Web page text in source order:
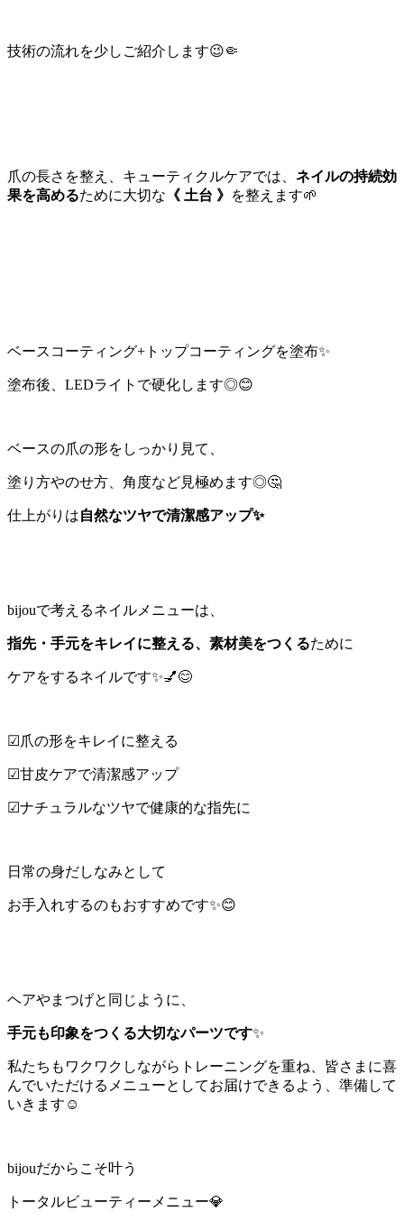
技術の流れを少しご紹介します😉🤏
爪の長さを整え、キューティクルケアでは、 ネイルの持続効
果を高めるために大切な 《 土台 》 を整えます🌱
ベースコーティング+トップコーティングを塗布✨
塗布後、LEDライトで硬化します◎😊
ベースの爪の形をしっかり見て、
塗り方やのせ方、角度など見極めます◎🤔
仕上がりは自然なツヤで清潔感アップ✨
bijouで考えるネイルメニューは、
指先・手元をキレイに整える、素材美をつくるために
ケアをするネイルです✨💅😊
☑︎爪の形をキレイに整える
☑︎甘皮ケアで清潔感アップ
☑︎ナチュラルなツヤで健康的な指先に
日常の身だしなみとして
お手入れするのもおすすめです✨😊
ヘアやまつげと同じように、
手元も印象をつくる大切なパーツです✨
私たちもワクワクしながらトレーニングを重ね、皆さまに喜
んでいただけるメニューとしてお届けできるよう、準備して
いきます☺️
bijouだからこそ叶う
トータルビューティーメニュー💎